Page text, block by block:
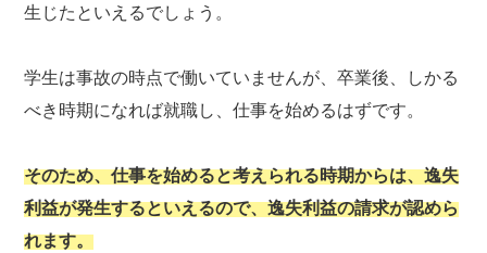
生じたといえるでしょう。
学生は事故の時点で働いていませんが、卒業後、しかる
べき時期になれば就職し、仕事を始めるはずです。
そのため、仕事を始めると考えられる時期からは、逸失
利益が発生するといえるので、逸失利益の請求が認めら
れます。